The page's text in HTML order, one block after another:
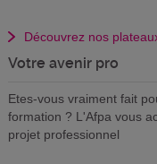
Découvrez nos
Votre avenir pro
Etes-vous vraiment fait
formation ? L'Afpa vous
projet professionnel